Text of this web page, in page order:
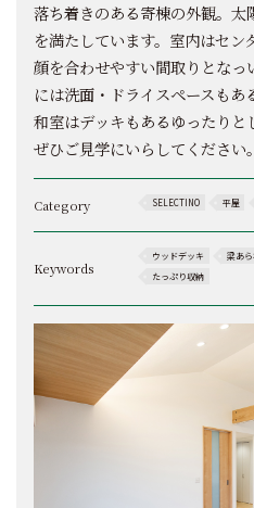
落ち着きのある寄棟の外観。
を満たしています。室内はセン
顔を合わせやすい間取りとなっ
には洗面・ドライスペースもあ
和室はデッキもあるゆったりと
ぜひご見学にいらしてください。
Category SELECTINO 平屋
Keywords
ウッドデッキ 梁あら
たっぷり収納